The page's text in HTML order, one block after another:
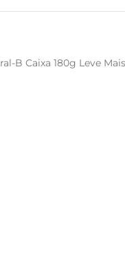
B Caixa 180g Leve